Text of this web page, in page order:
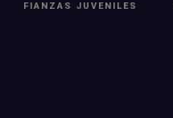
FIANZAS JUVENILES